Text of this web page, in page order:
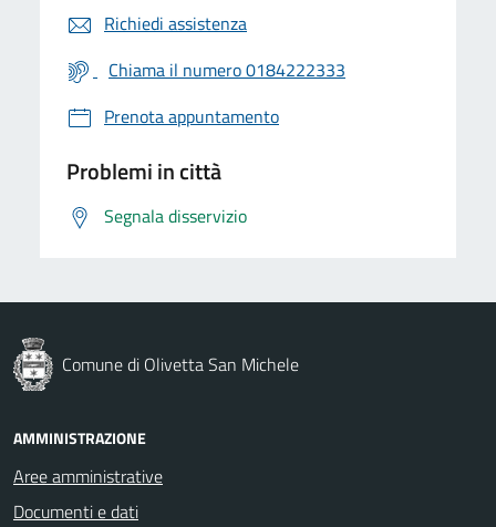
Richiedi assistenza
Chiama il numero 0184222333
Prenota appuntamento
Problemi in città
Segnala disservizio
Comune di Olivetta San Michele
AMMINISTRAZIONE
Aree amministrative
Documenti e dati